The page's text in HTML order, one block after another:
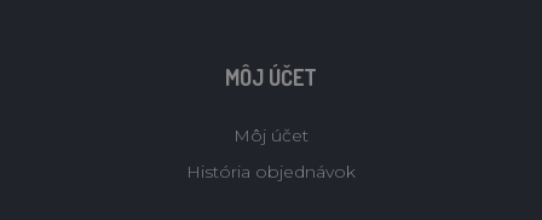
MÔJ ÚČET
Môj účet
História objednávok